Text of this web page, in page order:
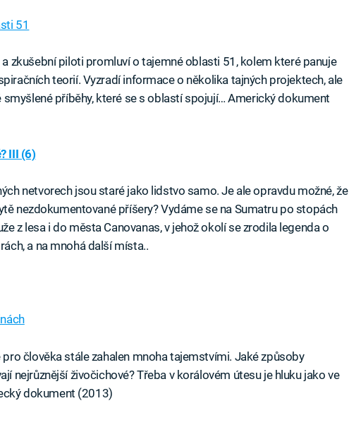
51
zkušební piloti promluví o tajemné oblasti 51, kolem které panuje
teorií. Vyzradí informace o několika tajných projektech, ale
smyšlené příběhy, které se s oblastí spojují… Americký dokument
III (6)
netvorech jsou staré jako lidstvo samo. Je ale opravdu možné, že
nezdokumentované příšery? Vydáme se na Sumatru po stopách
z lesa i do města Canovanas, v jehož okolí se zrodila legenda o
a na mnohá další místa..
člověka stále zahalen mnoha tajemstvími. Jaké způsoby
nejrůznější živočichové? Třeba v korálovém útesu je hluku jako ve
dokument (2013)